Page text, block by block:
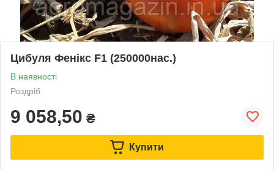
Цибуля Фенікс F1 (250000нас.)
В наявності
Роздріб
9 058,50 ₴
Купити